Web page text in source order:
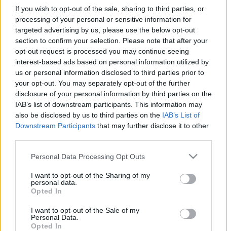
If you wish to opt-out of the sale, sharing to third parties, or
processing of your personal or sensitive information for
targeted advertising by us, please use the below opt-out
section to confirm your selection. Please note that after your
opt-out request is processed you may continue seeing
interest-based ads based on personal information utilized by
us or personal information disclosed to third parties prior to
your opt-out. You may separately opt-out of the further
disclosure of your personal information by third parties on the
IAB’s list of downstream participants. This information may
also be disclosed by us to third parties on the IAB’s List of
Downstream Participants that may further disclose it to other
Please note that this website/app uses one or more Google
not limited to your visit or usage behaviour. You may click to
grant or deny consent to Google and its third-party tags to
use your data for below specified purposes in below Google
consent section.
Personal Data Processing Opt Outs
I want to opt-out of the Sharing of my
personal data.
Opted In
I want to opt-out of the Sale of my
Personal Data.
Opted In
Ott voltam valaha Kozma Péter
diplomahangversenyén. Nem volt óriási élmény, de
a diplomakoncert ritkán az, és annyi érdekesség volt
benne, hogy Händel-áriák voltak a műsoron. Igaz,
akkoriban jelent meg Bryn Terfel Händel-lemeze, de
példaképet is kell tudni választani. Aztán, már a
belátható múltban ott voltam Kozma Péter hazai
rendezői bemutatkozásán. Voltaképpen az sem volt
kis teljesítmény, megbukni szabadtéren A víg
özveggyel, úgy, hogy a vert seregben ott volt
Haumann Péter, Bajor Imre, Molnár Piroska,
Hernádi Judit, Csákányi Eszter, hogy csak a
színészeket mondjam, az énekeseket kíméljem.
Lehet, hogy mindezek után az lett volna a logikus, ha
ott vagyok tegnap az Eiffel Műhelyházban, ahol
Kozma Péter vezényelte Mozart Az álruhás
kertészlány című zsengéjét, de ahhoz nem szeretem
eléggé az operát. Vagy túlságosan is szeretem.
Mindenesetre érdekel, hogy hová tovább?
Mindennek merre lehet a kifutása? Rettegj, Ókovács!